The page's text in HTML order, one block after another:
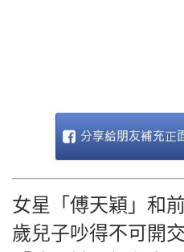
女星「傅天穎」和
歲兒子吵得不可開